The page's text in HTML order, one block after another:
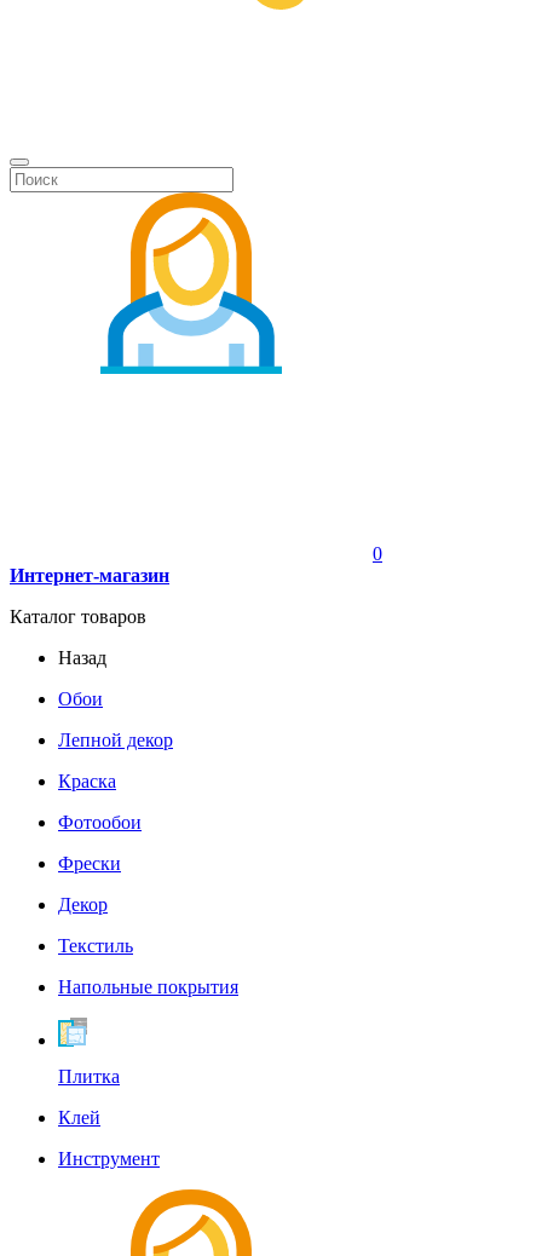
0
Интернет-магазин
Каталог товаров
Назад
Обои
Лепной декор
Краска
Фотообои
Фрески
Декор
Текстиль
Напольные покрытия
Плитка
Клей
Инструмент